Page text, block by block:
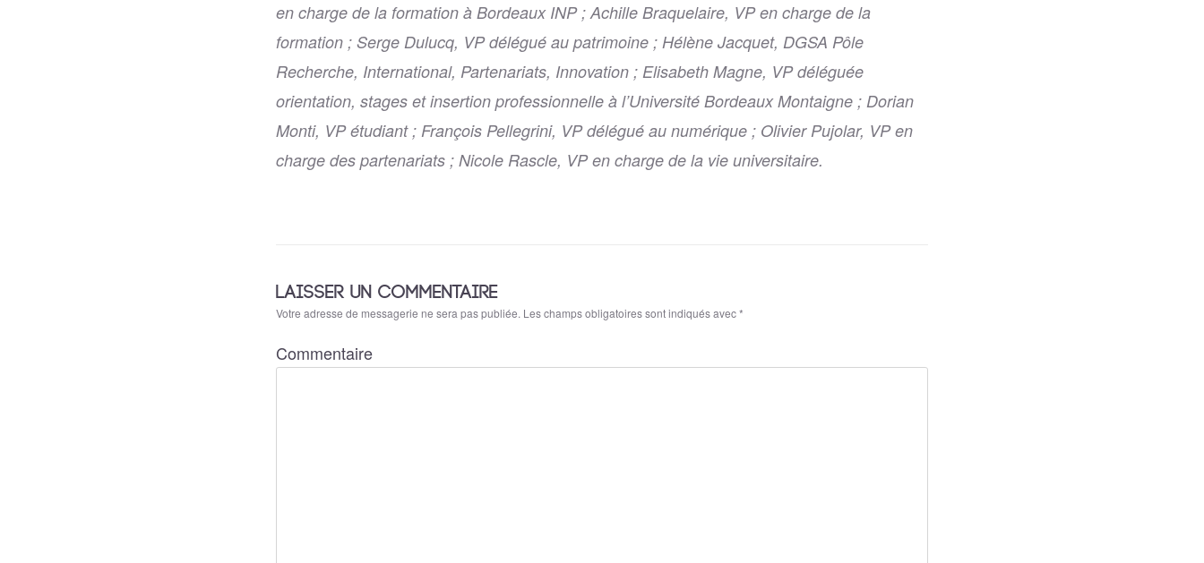
en charge de la formation à Bordeaux INP ; Achille Braquelaire, VP en charge de la
formation ; Serge Dulucq, VP délégué au patrimoine ; Hélène Jacquet, DGSA Pôle
Recherche, International, Partenariats, Innovation ; Elisabeth Magne, VP déléguée
orientation, stages et insertion professionnelle à l’Université Bordeaux Montaigne ; Dorian
Monti, VP étudiant ; François Pellegrini, VP délégué au numérique ; Olivier Pujolar, VP en
charge des partenariats ; Nicole Rascle, VP en charge de la vie universitaire.
LAISSER UN COMMENTAIRE
Votre adresse de messagerie ne sera pas publiée. Les champs obligatoires sont indiqués avec*
Commentaire